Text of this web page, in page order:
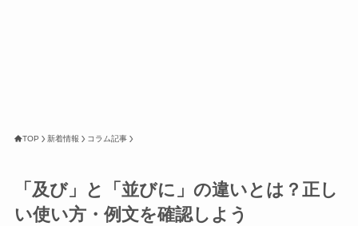
TOP 新着情報 コラム記事
「及び」と「並びに」の違いとは？正し
い使い方・例文を確認しよう